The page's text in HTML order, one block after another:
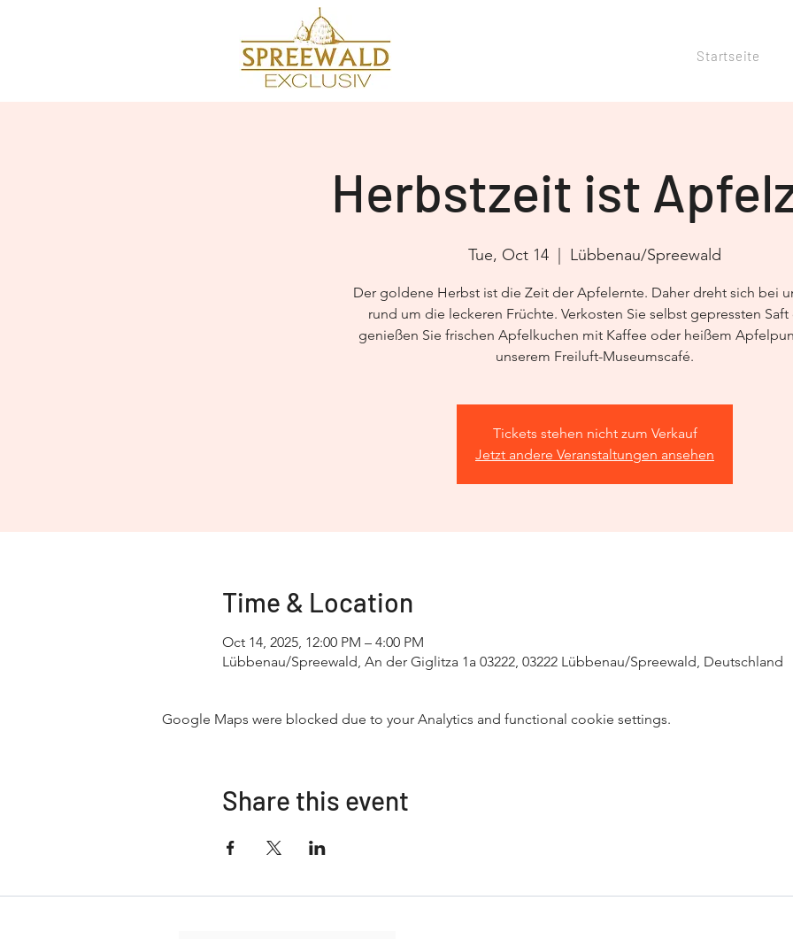
Startseite
Herbstzeit ist
Tue, Oct 14 Lübbenau/Spreewald
Der goldene Herbst ist die Zeit der Apfelernte. Daher dreht sich bei
rund um die leckeren Früchte. Verkosten Sie selbst gepressten
genießen Sie frischen Apfelkuchen mit Kaffee oder heißem
Tickets stehen nicht zum Verkauf
Jetzt andere Veranstaltungen ansehen
Time & Location
Oct 14, 2025, 12:00 PM – 4:00 PM
Lübbenau/Spreewald, An der Giglitza 1a 03222, 03222 Lübbenau/Spreewald, Deutschland
Google Maps were blocked due to your Analytics and functional cookie settings.
Share this event